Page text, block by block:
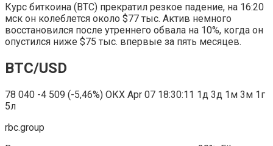
Курс биткоина (BTC) прекратил резкое падение, на 16:20
мск он колеблется около $77 тыс. Актив немного
восстановился после утреннего обвала на 10%, когда он
опустился ниже $75 тыс. впервые за пять месяцев.
BTC/USD
78 040 -4 509 (-5,46%) ОКХ Apr 07 18:30:11 1д 3д 1м 3м 1г
5л
rbc.group